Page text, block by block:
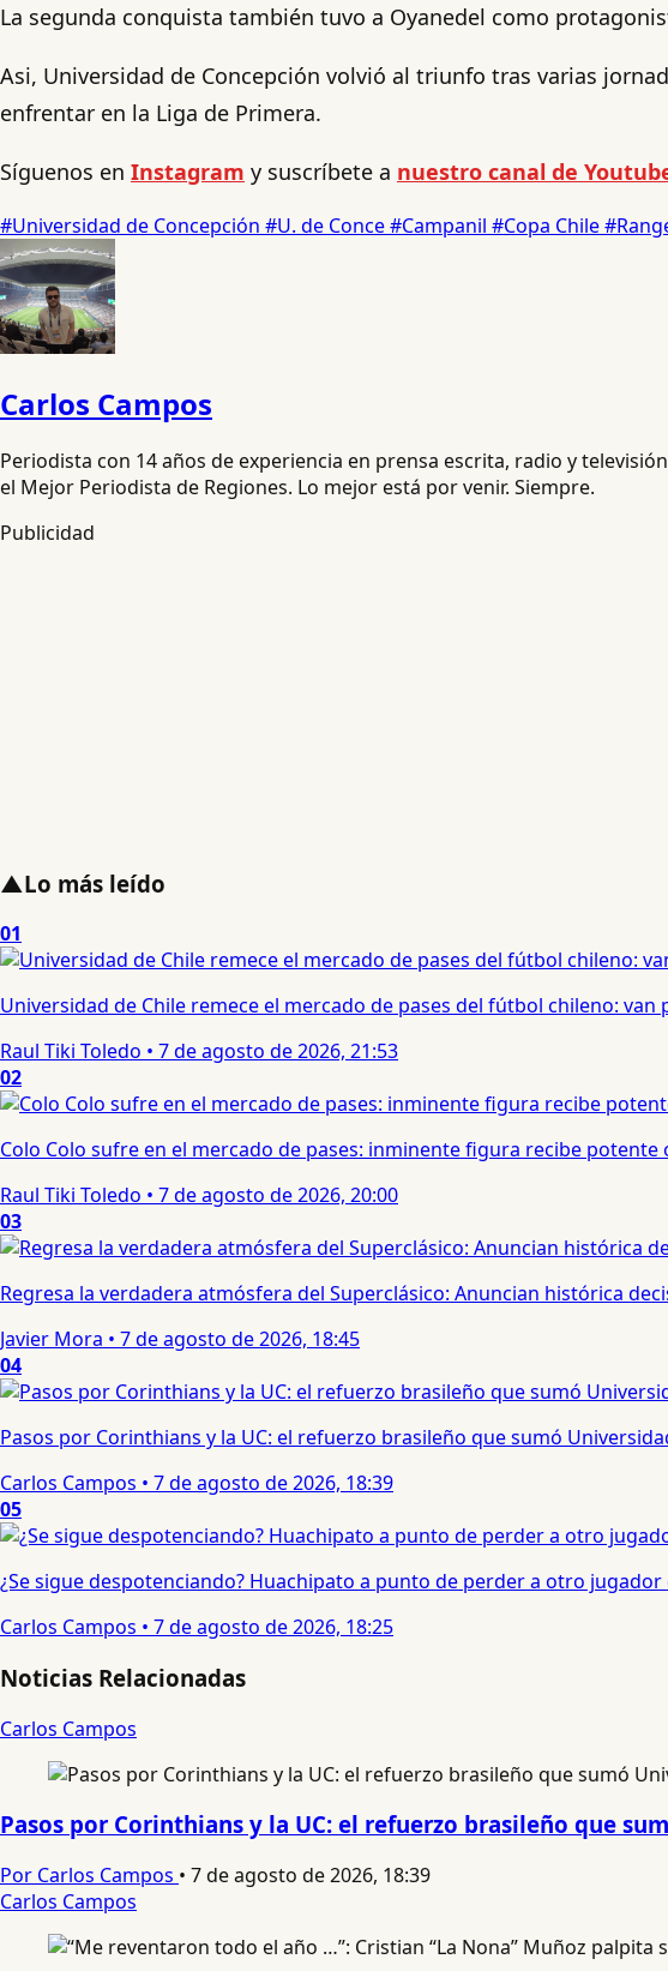
La segunda conquista también tuvo a Oyanedel como
Asi, Universidad de Concepción volvió al triunfo tras varias
enfrentar en la Liga de Primera.
Síguenos en Instagram y suscríbete a nuestro canal de
#Universidad de Concepción #U. de Conce#Campanil #Copa Chile
Carlos Campos
Periodista con 14 años de experiencia en prensa escrita, radio y
el Mejor Periodista de Regiones. Lo mejor está por venir. Siempre.
Publicidad
▲Lo más leído
01
Universidad de Chile remece el mercado de pases del fútbol chileno: van
Raul Tiki Toledo • 7 de agosto de 2026, 21:53
02
Colo Colo sufre en el mercado de pases: inminente figura recibe
Raul Tiki Toledo • 7 de agosto de 2026, 20:00
03
Regresa la verdadera atmósfera del Superclásico: Anuncian histórica
Javier Mora • 7 de agosto de 2026, 18:45
04
Pasos por Corinthians y la UC: el refuerzo brasileño que sumó
Carlos Campos • 7 de agosto de 2026, 18:39
05
¿Se sigue despotenciando? Huachipato a punto de perder a otro
Carlos Campos • 7 de agosto de 2026, 18:25
Noticias Relacionadas
Carlos Campos
Pasos por Corinthians y la UC: el refuerzo brasileño que
Por Carlos Campos • 7 de agosto de 2026, 18:39
Carlos Campos